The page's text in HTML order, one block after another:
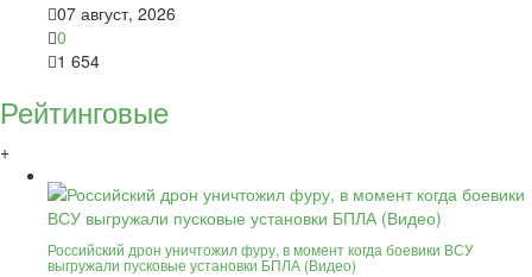
07 август, 2026
0
1 654
Рейтинговые
+
Российский дрон уничтожил фуру, в момент когда боевики ВСУ
выгружали пусковые установки БПЛА (Видео)